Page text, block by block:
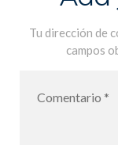
Tu dirección de
campos